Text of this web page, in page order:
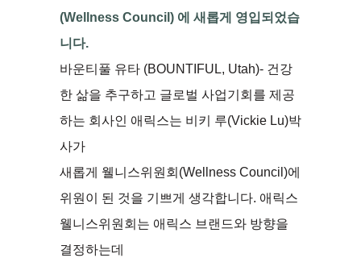
(Wellness Council) 에 새롭게 영입되었습
니다.
바운티풀 유타 (BOUNTIFUL, Utah)- 건강
한 삶을 추구하고 글로벌 사업기회를 제공
하는 회사인 애릭스는 비키 루(Vickie Lu)박
사가
새롭게 웰니스위원회(Wellness Council)에
위원이 된 것을 기쁘게 생각합니다. 애릭스
웰니스위원회는 애릭스 브랜드와 방향을
결정하는데